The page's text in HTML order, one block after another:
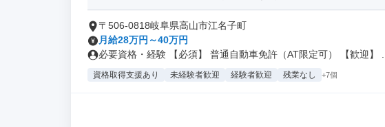
〒506-0818岐阜県高山市江名子町
月給28万円～40万円
必要資格・経験 【必須】 普通自動車免許（AT限定可） 【歓迎】 ...
資格取得支援あり 未経験者歓迎 経験者歓迎 残業なし +7個